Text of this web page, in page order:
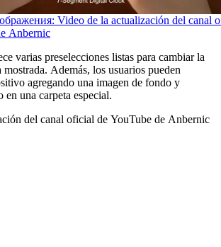
Video de la actualización del canal
Anbernic
varias preselecciones listas para cambiar la
mostrada. Además, los usuarios pueden
agregando una imagen de fondo y
en una carpeta especial.
del canal oficial de YouTube de Anbernic